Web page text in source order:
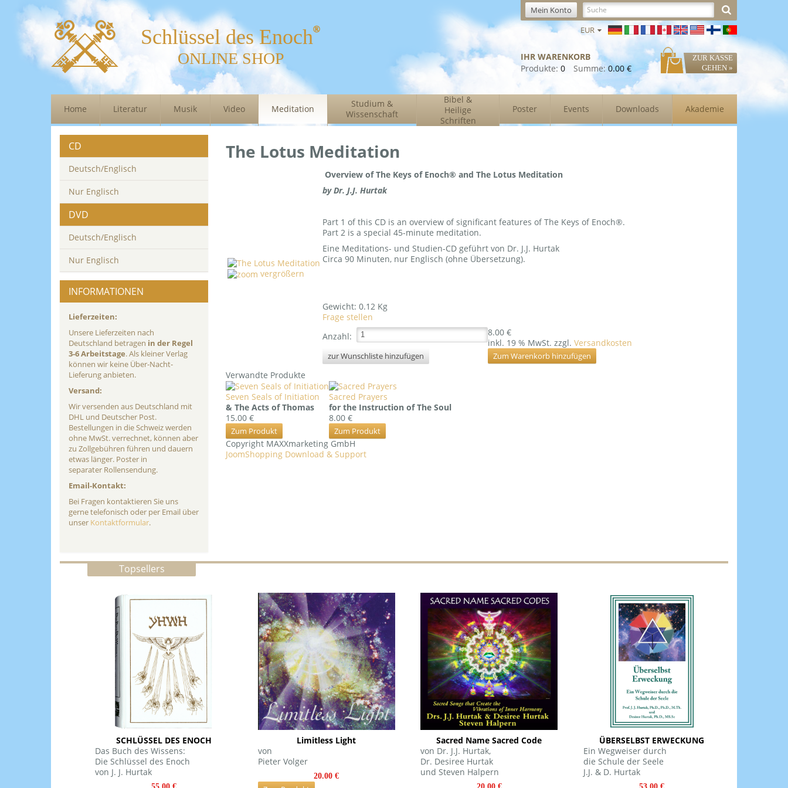
Schlüssel des Enoch
ONLINE SHOP
Mein Konto
EUR
IHR WARENKORB
ZUR KASSE
GEHEN »
Produkte: 0 Summe: 0.00 €
Home Literatur Musik Video Meditation
Studium &
Wissenschaft
Bibel &
Heilige
Schriften
Poster Events Downloads Akademie
CD
Deutsch/Englisch
Nur Englisch
DVD
Deutsch/Englisch
Nur Englisch
INFORMATIONEN
Lieferzeiten:
Unsere Lieferzeiten nach
Deutschland betragen in der Regel
3-6 Arbeitstage. Als kleiner Verlag
können wir keine Über-Nacht-
Lieferung anbieten.
Versand:
Wir versenden aus Deutschland mit
DHL und Deutscher Post.
Bestellungen in die Schweiz werden
ohne MwSt. verrechnet, können aber
zu Zollgebühren führen und dauern
etwas länger. Poster in
separater Rollensendung.
Email-Kontakt:
Bei Fragen kontaktieren Sie uns
gerne telefonisch oder per Email über
unser Kontaktformular.
The Lotus Meditation
vergrößern
Overview of The Keys of Enoch® and The Lotus Meditation
by Dr. J.J. Hurtak
Part 1 of this CD is an overview of significant features of The Keys of Enoch®.
Part 2 is a special 45-minute meditation.
Eine Meditations- und Studien-CD geführt von Dr. J.J. Hurtak
Circa 90 Minuten, nur Englisch (ohne Übersetzung).
Gewicht: 0.12 Kg
Frage stellen
Anzahl:
8.00 €
inkl. 19 % MwSt. zzgl. Versandkosten
Verwandte Produkte
Seven Seals of Initiation
& The Acts of Thomas
15.00 €
Zum Produkt
Sacred Prayers
for the Instruction of The Soul
8.00 €
Zum Produkt
Copyright MAXXmarketing GmbH
JoomShopping Download & Support
Topsellers
SCHLÜSSEL DES ENOCH
Das Buch des Wissens:
Die Schlüssel des Enoch
von J. J. Hurtak
Limitless Light
von
Pieter Volger
20.00 €
Sacred Name Sacred Code
von Dr. J.J. Hurtak,
Dr. Desiree Hurtak
und Steven Halpern
ÜBERSELBST ERWECKUNG
Ein Wegweiser durch
die Schule der Seele
J.J. & D. Hurtak